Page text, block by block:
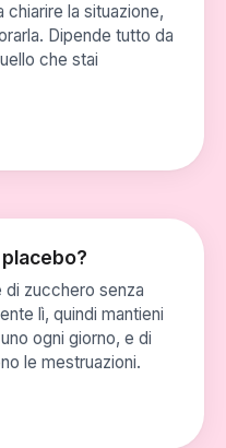
la situazione,
Dipende tutto da
che stai
zucchero senza
lì, quindi mantieni
ogni giorno, e di
le mestruazioni.